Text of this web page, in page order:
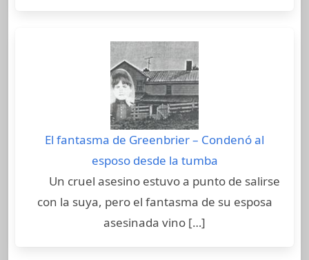
El fantasma de Greenbrier – Condenó al
esposo desde la tumba
Un cruel asesino estuvo a punto de salirse
con la suya, pero el fantasma de su esposa
asesinada vino […]